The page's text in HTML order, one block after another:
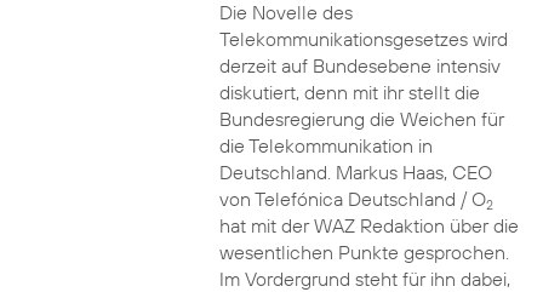
Die Novelle des
Telekommunikationsgesetzes wird
derzeit auf Bundesebene intensiv
diskutiert, denn mit ihr stellt die
Bundesregierung die Weichen für
die Telekommunikation in
Deutschland. Markus Haas, CEO
von Telefónica Deutschland / O2
hat mit der WAZ Redaktion über die
wesentlichen Punkte gesprochen.
Im Vordergrund steht für ihn dabei,